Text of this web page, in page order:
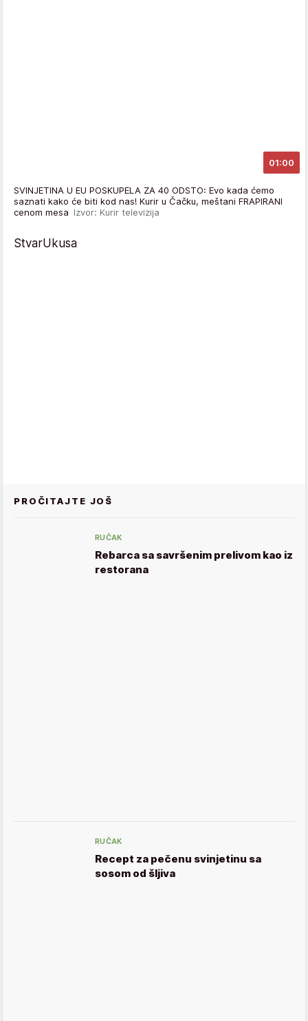
01:00
SVINJETINA U EU POSKUPELA ZA 40 ODSTO: Evo kada ćemo
saznati kako će biti kod nas! Kurir u Čačku, meštani FRAPIRANI
cenom mesa Izvor: Kurir televizija
StvarUkusa
PROČITAJTE JOŠ
RUČAK
Rebarca sa savršenim prelivom kao iz
restorana
RUČAK
Recept za pečenu svinjetinu sa
sosom od šljiva